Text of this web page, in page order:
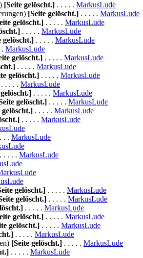
[Seite gelöscht.] . . . . . MarkusLude
[Seite gelöscht.] . . . . . MarkusLude
gelöscht.] . . . . . MarkusLude
. . . . . MarkusLude
gelöscht.] . . . . . MarkusLude
MarkusLude
gelöscht.] . . . . . MarkusLude
. . . . . MarkusLude
gelöscht.] . . . . . MarkusLude
. . . . . MarkusLude
. . . . . MarkusLude
gelöscht.] . . . . . MarkusLude
gelöscht.] . . . . . MarkusLude
. . . . . MarkusLude
. . MarkusLude
. . . . . MarkusLude
gelöscht.] . . . . . MarkusLude
gelöscht.] . . . . . MarkusLude
. . . . . MarkusLude
gelöscht.] . . . . . MarkusLude
gelöscht.] . . . . . MarkusLude
. . . . . MarkusLude
[Seite gelöscht.] . . . . . MarkusLude
. . . . . MarkusLude